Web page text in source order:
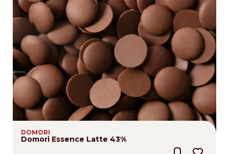
DOMORI
Domori Essence Latte 43%